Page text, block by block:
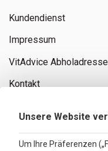
Kundendienst
Impressum
VitAdvice Abholadresse
Kontakt
Unsere Website
Um Ihre Präferenzen